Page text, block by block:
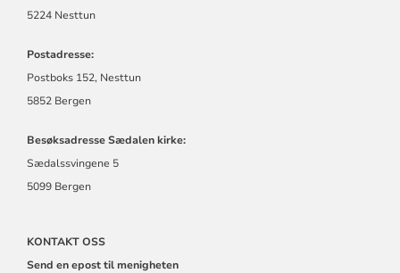
5224 Nesttun
Postadresse:
Postboks 152, Nesttun
5852 Bergen
Besøksadresse Sædalen kirke:
Sædalssvingene 5
5099 Bergen
KONTAKT OSS
Send en epost til menigheten